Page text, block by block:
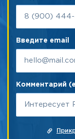
Введите email
Комментарий